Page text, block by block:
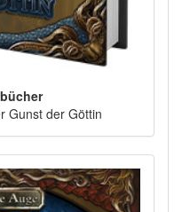
Gunst der Göttin